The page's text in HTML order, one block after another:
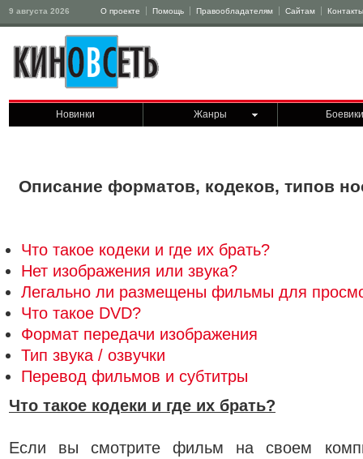
9 августа 2026 О проекте Помощь Правообладателям Сайтам Контакты
Новинки Жанры Боевики
Описание форматов, кодеков, типов
Что такое кодеки и где их брать?
Нет изображения или звука?
Легально ли размещены фильмы для
Что такое DVD?
Формат передачи изображения
Тип звука / озвучки
Перевод фильмов и субтитры
Что такое кодеки и где их брать?
Если вы смотрите фильм на своем